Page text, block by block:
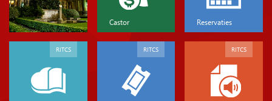
Castor Reservaties
RITCS RITCS RITCS